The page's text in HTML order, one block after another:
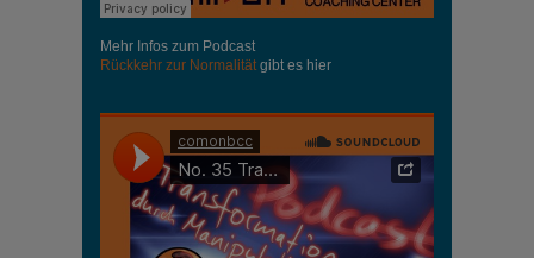
Mehr Infos zum Podcast
Rückkehr zur Normalitätgibt es hier